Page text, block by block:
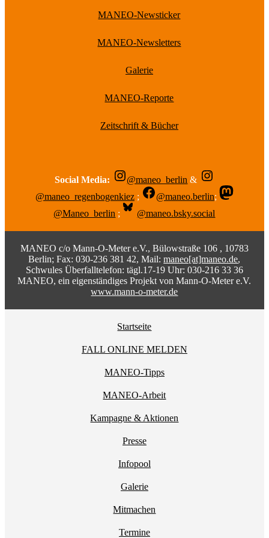
MANEO-Newsticker
MANEO-Newsletters
Galerie
MANEO-Reporte
Zeitschrift & Bücher
Social Media: @maneo_berlin &
@maneo_regenbogenkiez ; @maneo.berlin;
@Maneo_berlin ; @maneo.bsky.social
MANEO c/o Mann-O-Meter e.V., Bülowstraße 106 , 10783
Berlin; Fax: 030-236 381 42, Mail:maneo[at]maneo.de,
Schwules Überfalltelefon: tägl.17-19 Uhr: 030-216 33 36
MANEO, ein eigenständiges Projekt von Mann-O-Meter e.V.
www.mann-o-meter.de
Startseite
FALL ONLINE MELDEN
MANEO-Tipps
MANEO-Arbeit
Kampagne & Aktionen
Presse
Infopool
Galerie
Mitmachen
Termine